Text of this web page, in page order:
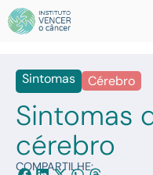
Sintomas Cérebro
Sintomas
cérebro
COMPARTILHE: